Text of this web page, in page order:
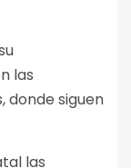
las
donde siguen
las